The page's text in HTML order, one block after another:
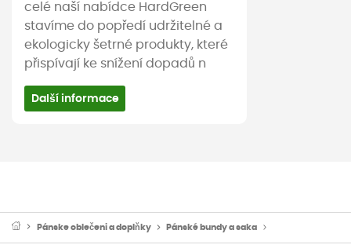
celé naší nabídce HardGreen
stavíme do popředí udržitelné a
ekologicky šetrné produkty, které
přispívají ke snížení dopadů n
Další informace
Pánske oblečeni a doplňky Pánské bundy a saka